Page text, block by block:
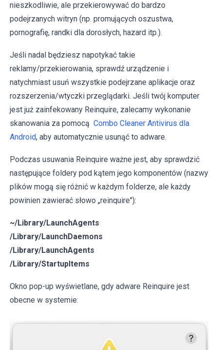
nieszkodliwie, ale przekierowywać do bardzo
podejrzanych witryn (np. promujących oszustwa,
pornografię, randki dla dorosłych, hazard itp.).
Jeśli nadal będziesz napotykać takie
reklamy/przekierowania, sprawdź urządzenie i
natychmiast usuń wszystkie podejrzane aplikacje oraz
rozszerzenia/wtyczki przeglądarki. Jeśli twój komputer
jest już zainfekowany Reinquire, zalecamy wykonanie
skanowania za pomocą Combo Cleaner Antivirus dla
Android, aby automatycznie usunąć to adware.
Podczas usuwania Reinquire ważne jest, aby sprawdzić
następujące foldery pod kątem jego komponentów (nazwy
plików mogą się różnić w każdym folderze, ale każdy
powinien zawierać słowo „reinquire"):
~/Library/LaunchAgents
/Library/LaunchDaemons
/Library/LaunchAgents
/Library/StartupItems
Okno pop-up wyświetlane, gdy adware Reinquire jest
obecne w systemie: